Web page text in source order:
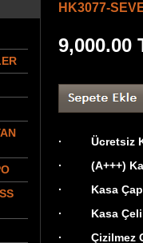
HK3077-
9,000.00
· Ücretsiz
· (A+++)
· Kasa
· Kasa Çelik
· Çizilmez